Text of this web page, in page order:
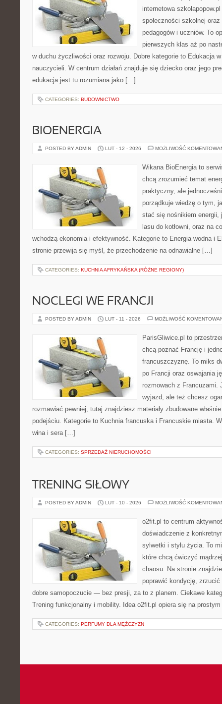
internetowa
społeczności szkolnej
pedagogów i uczniów. To
pierwszych klas aż po
w duchu życzliwości oraz rozwoju. Dobre kategorie to Edukacja
nauczycieli. W centrum działań znajduje się dziecko oraz jego
edukacja jest tu rozumiana jako […]
CATEGORIES: BUDOWNICTWO
BIOENERGIA
POSTED BY ADMIN LUT - 12 - 2026 MOŻLIWOŚĆ
Wikana BioEnergia to
chcą zrozumieć temat
praktyczny, ale
porządkuje wiedzę o tym,
stać się nośnikiem energii,
lasu do kotłowni, oraz na
wchodzą ekonomia i efektywność. Kategorie to Energia wodna i
stronie przewija się myśl, że przechodzenie na odnawialne […]
CATEGORIES: KUCHNIA AFRYKAŃSKA (RÓŻNE REGIONY)
NOCLEGI WE FRANCJI
POSTED BY ADMIN LUT - 11 - 2026 MOŻLIWOŚĆ
ParisGliwice.pl to
chcą poznać Francję i
francuszczyznę. To miks
po Francji oraz oswajania
rozmowach z Francuzami.
wyjazd, ale też chcesz
rozmawiać pewniej, tutaj znajdziesz materiały zbudowane
podejściu. Kategorie to Kuchnia francuska i Francuskie miasta.
wina i sera […]
CATEGORIES: SPRZEDAŻ NIERUCHOMOŚCI
TRENING SIŁOWY
POSTED BY ADMIN LUT - 10 - 2026 MOŻLIWOŚĆ
o2fit.pl to centrum
doświadczenie z
sylwetki i stylu życia. To
które chcą ćwiczyć
chaosu. Na stronie
poprawić kondycję,
dobre samopoczucie — bez presji, za to z planem. Ciekawe
Trening funkcjonalny i mobility. Idea o2fit.pl opiera się na
CATEGORIES: PERFUMY DLA MĘŻCZYZN